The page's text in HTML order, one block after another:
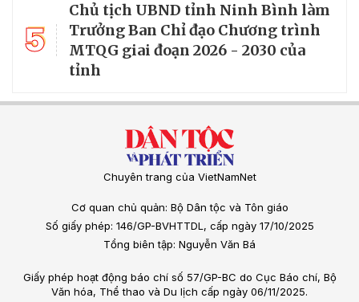
5
Chủ tịch UBND tỉnh Ninh Bình làm
Trưởng Ban Chỉ đạo Chương trình
MTQG giai đoạn 2026 - 2030 của
tỉnh
Chuyên trang của VietNamNet
Cơ quan chủ quản: Bộ Dân tộc và Tôn giáo
Số giấy phép: 146/GP-BVHTTDL, cấp ngày 17/10/2025
Tổng biên tập: Nguyễn Văn Bá
Giấy phép hoạt động báo chí số 57/GP-BC do Cục Báo chí, Bộ
Văn hóa, Thể thao và Du lịch cấp ngày 06/11/2025.